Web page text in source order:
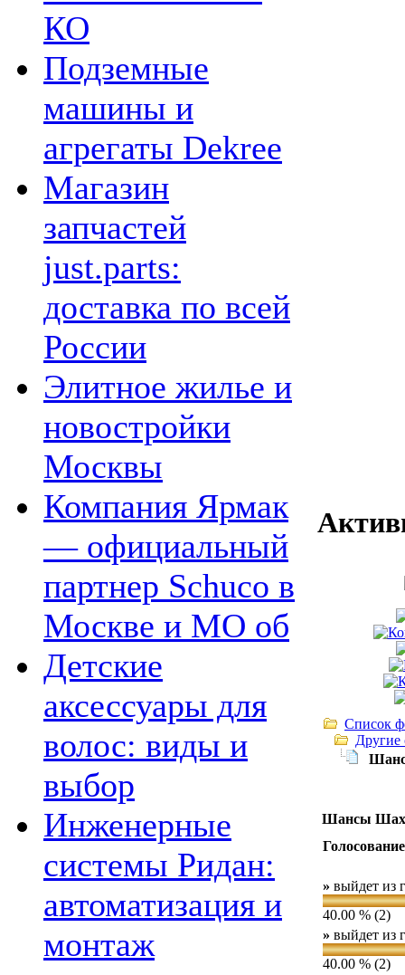
КО
Подземные
машины и
агрегаты Dekree
Магазин
запчастей
just.parts:
доставка по всей
России
Элитное жилье и
новостройки
Москвы
Компания Ярмак
— официальный
партнер Schuco в
Москве и МО об
Детские
аксессуары для
волос: виды и
выбор
Инженерные
системы Ридан:
автоматизация и
монтаж
Список
Другие
Шансы
» выйдет из
40.00 % (2)
» выйдет из
40.00 % (2)